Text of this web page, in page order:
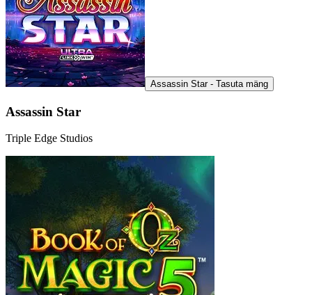
Assassin Star - Tasuta mäng
Assassin Star
Triple Edge Studios